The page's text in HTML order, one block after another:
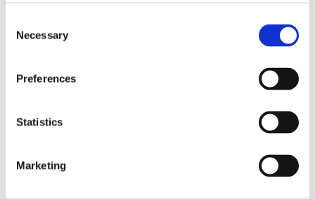
Selection
Necessary
Preferences
Statistics
Marketing
HSD和Biesse與DAgroup攜
手共進